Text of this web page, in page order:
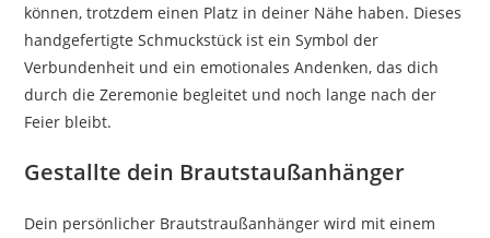
können, trotzdem einen Platz in deiner Nähe haben. Dieses
handgefertigte Schmuckstück ist ein Symbol der
Verbundenheit und ein emotionales Andenken, das dich
durch die Zeremonie begleitet und noch lange nach der
Feier bleibt.
Gestallte dein Brautstaußanhänger
Dein persönlicher Brautstraußanhänger wird mit einem